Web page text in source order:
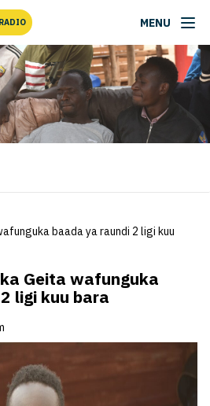
MENU
baada ya raundi 2 ligi kuu
Geita wafunguka
ligi kuu bara